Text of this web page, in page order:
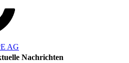
AG
Nachrichten